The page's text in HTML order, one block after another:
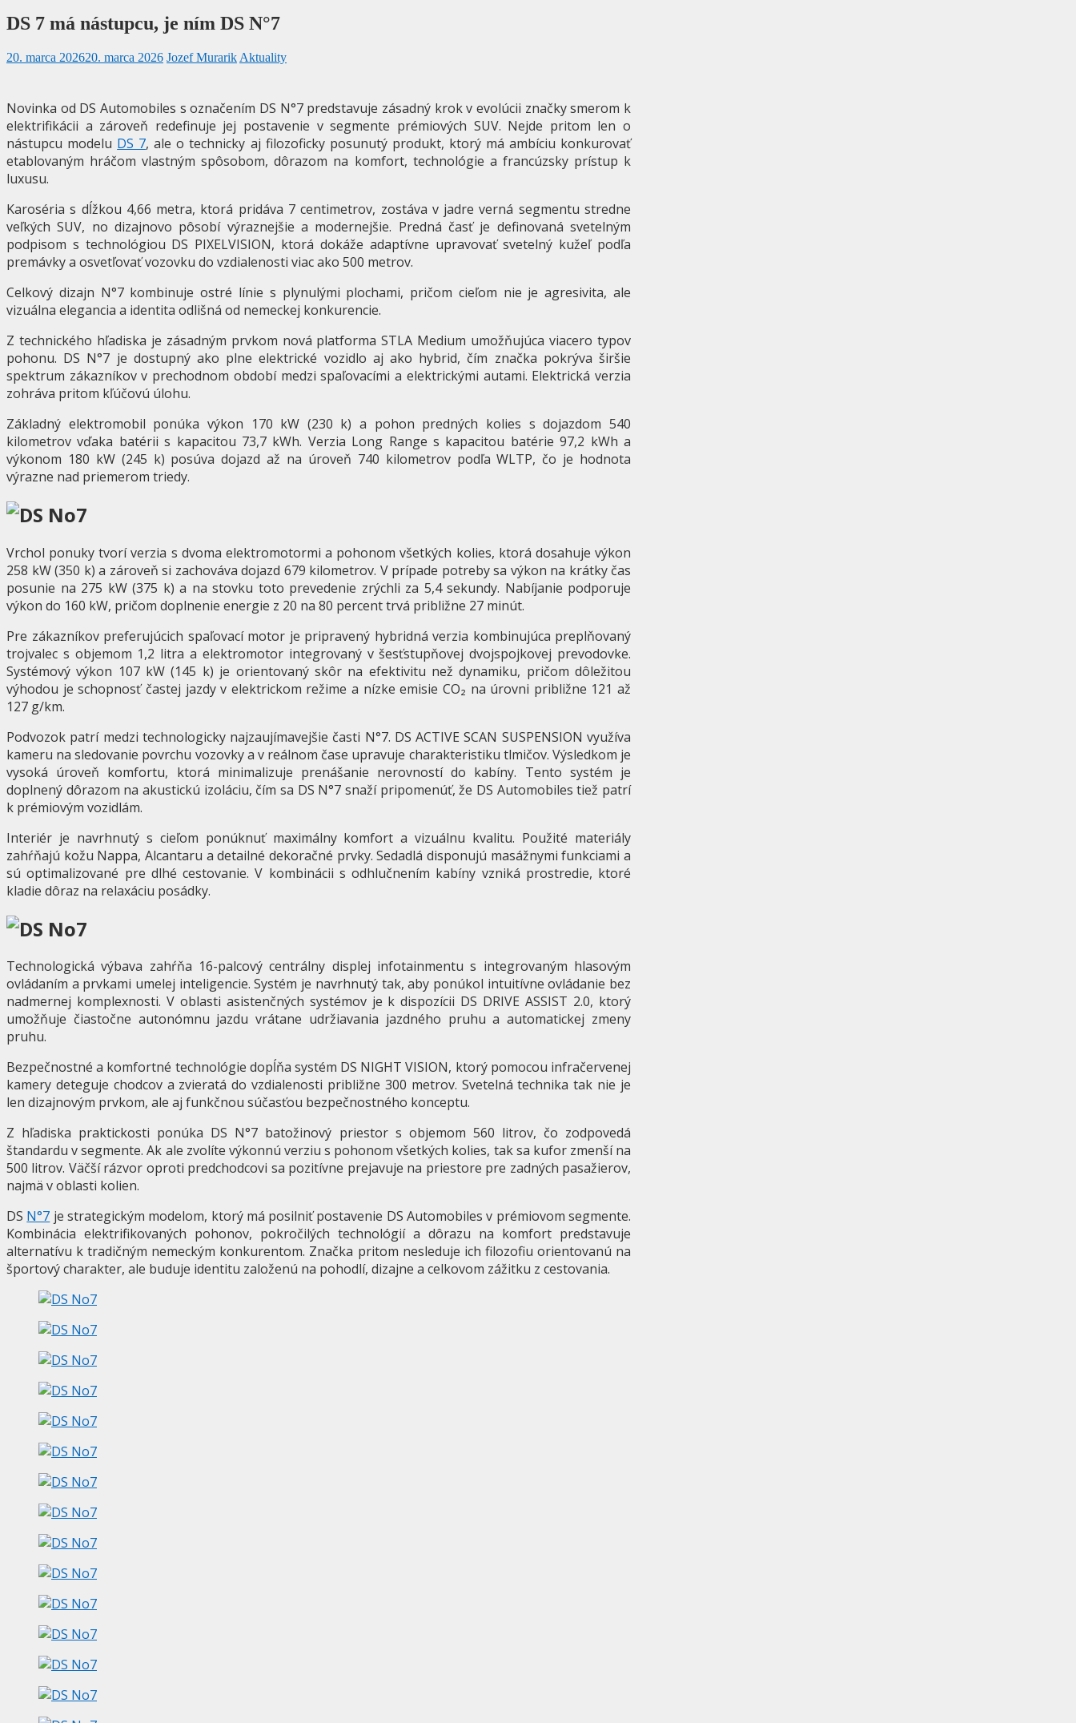
DS 7 má nástupcu, je ním DS N°7
20. marca 202620. marca 2026 Jozef Murarik Aktuality
Novinka od DS Automobiles s označením DS N°7 predstavuje zásadný krok v evolúcii značky smerom k
elektrifikácii a zároveň redefinuje jej postavenie v segmente prémiových SUV. Nejde pritom len o
nástupcu modelu DS 7, ale o technicky aj filozoficky posunutý produkt, ktorý má ambíciu konkurovať
etablovaným hráčom vlastným spôsobom, dôrazom na komfort, technológie a francúzsky prístup k
luxusu.
Karoséria s dĺžkou 4,66 metra, ktorá pridáva 7 centimetrov, zostáva v jadre verná segmentu stredne
veľkých SUV, no dizajnovo pôsobí výraznejšie a modernejšie. Predná časť je definovaná svetelným
podpisom s technológiou DS PIXELVISION, ktorá dokáže adaptívne upravovať svetelný kužeľ podľa
premávky a osvetľovať vozovku do vzdialenosti viac ako 500 metrov.
Celkový dizajn N°7 kombinuje ostré línie s plynulými plochami, pričom cieľom nie je agresivita, ale
vizuálna elegancia a identita odlišná od nemeckej konkurencie.
Z technického hľadiska je zásadným prvkom nová platforma STLA Medium umožňujúca viacero typov
pohonu. DS N°7 je dostupný ako plne elektrické vozidlo aj ako hybrid, čím značka pokrýva širšie
spektrum zákazníkov v prechodnom období medzi spaľovacími a elektrickými autami. Elektrická verzia
zohráva pritom kľúčovú úlohu.
Základný elektromobil ponúka výkon 170 kW (230 k) a pohon predných kolies s dojazdom 540
kilometrov vďaka batérii s kapacitou 73,7 kWh. Verzia Long Range s kapacitou batérie 97,2 kWh a
výkonom 180 kW (245 k) posúva dojazd až na úroveň 740 kilometrov podľa WLTP, čo je hodnota
výrazne nad priemerom triedy.
Vrchol ponuky tvorí verzia s dvoma elektromotormi a pohonom všetkých kolies, ktorá dosahuje výkon
258 kW (350 k) a zároveň si zachováva dojazd 679 kilometrov. V prípade potreby sa výkon na krátky čas
posunie na 275 kW (375 k) a na stovku toto prevedenie zrýchli za 5,4 sekundy. Nabíjanie podporuje
výkon do 160 kW, pričom doplnenie energie z 20 na 80 percent trvá približne 27 minút.
Pre zákazníkov preferujúcich spaľovací motor je pripravený hybridná verzia kombinujúca preplňovaný
trojvalec s objemom 1,2 litra a elektromotor integrovaný v šesťstupňovej dvojspojkovej prevodovke.
Systémový výkon 107 kW (145 k) je orientovaný skôr na efektivitu než dynamiku, pričom dôležitou
výhodou je schopnosť častej jazdy v elektrickom režime a nízke emisie CO₂ na úrovni približne 121 až
127 g/km.
Podvozok patrí medzi technologicky najzaujímavejšie časti N°7. DS ACTIVE SCAN SUSPENSION využíva
kameru na sledovanie povrchu vozovky a v reálnom čase upravuje charakteristiku tlmičov. Výsledkom je
vysoká úroveň komfortu, ktorá minimalizuje prenášanie nerovností do kabíny. Tento systém je
doplnený dôrazom na akustickú izoláciu, čím sa DS N°7 snaží pripomenúť, že DS Automobiles tiež patrí
k prémiovým vozidlám.
Interiér je navrhnutý s cieľom ponúknuť maximálny komfort a vizuálnu kvalitu. Použité materiály
zahŕňajú kožu Nappa, Alcantaru a detailné dekoračné prvky. Sedadlá disponujú masážnymi funkciami a
sú optimalizované pre dlhé cestovanie. V kombinácii s odhlučnením kabíny vzniká prostredie, ktoré
kladie dôraz na relaxáciu posádky.
Technologická výbava zahŕňa 16-palcový centrálny displej infotainmentu s integrovaným hlasovým
ovládaním a prvkami umelej inteligencie. Systém je navrhnutý tak, aby ponúkol intuitívne ovládanie bez
nadmernej komplexnosti. V oblasti asistenčných systémov je k dispozícii DS DRIVE ASSIST 2.0, ktorý
umožňuje čiastočne autonómnu jazdu vrátane udržiavania jazdného pruhu a automatickej zmeny
pruhu.
Bezpečnostné a komfortné technológie dopĺňa systém DS NIGHT VISION, ktorý pomocou infračervenej
kamery deteguje chodcov a zvieratá do vzdialenosti približne 300 metrov. Svetelná technika tak nie je
len dizajnovým prvkom, ale aj funkčnou súčasťou bezpečnostného konceptu.
Z hľadiska praktickosti ponúka DS N°7 batožinový priestor s objemom 560 litrov, čo zodpovedá
štandardu v segmente. Ak ale zvolíte výkonnú verziu s pohonom všetkých kolies, tak sa kufor zmenší na
500 litrov. Väčší rázvor oproti predchodcovi sa pozitívne prejavuje na priestore pre zadných pasažierov,
najmä v oblasti kolien.
DS N°7 je strategickým modelom, ktorý má posilniť postavenie DS Automobiles v prémiovom segmente.
Kombinácia elektrifikovaných pohonov, pokročilých technológií a dôrazu na komfort predstavuje
alternatívu k tradičným nemeckým konkurentom. Značka pritom nesleduje ich filozofiu orientovanú na
športový charakter, ale buduje identitu založenú na pohodlí, dizajne a celkovom zážitku z cestovania.